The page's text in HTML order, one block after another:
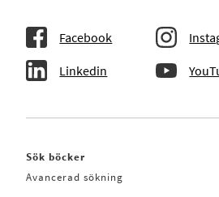
Facebook
Linkedin
Sök böcker
Avancerad sökning